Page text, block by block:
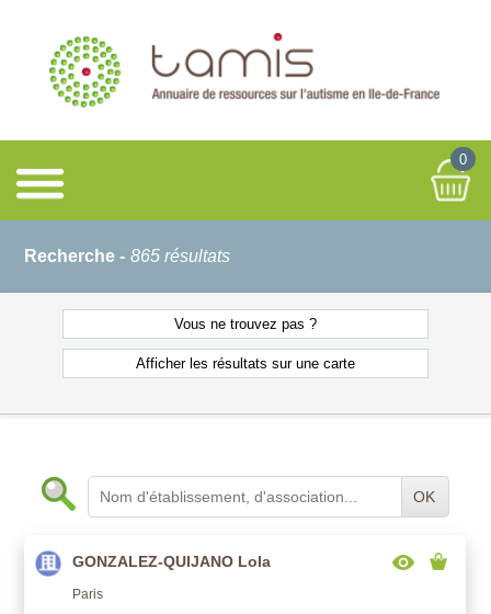
0
Recherche - 865 résultats
Vous ne trouvez pas ?
Afficher les résultats sur une carte
OK
GONZALEZ-QUIJANO Lola
Paris